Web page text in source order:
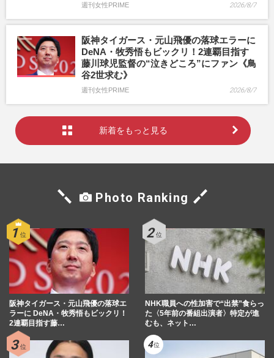
週刊女性PRIME 2026/8/7
阪神タイガース・元山飛優の落球エラーに
DeNA・牧秀悟もビックリ！2連覇目指す
藤川球児監督の“泣きどころ”にファン《鳥
谷2世求む》
週刊女性PRIME 2026/8/7
新着をもっと見る
Photo Ranking
阪神タイガース・元山飛優の落球エ
ラーに DeNA・牧秀悟もビックリ！
2連覇目指す藤…
NHK職員への性加害で“出禁”食らっ
た〈5年前の番組出演者〉特定が進
むも、ネット…